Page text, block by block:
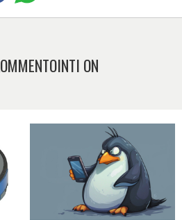
ON